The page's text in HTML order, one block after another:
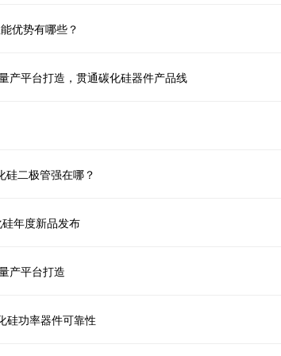
优势有哪些？
产平台打造，贯通碳化硅器件产品线
硅二极管强在哪？
年度新品发布
产平台打造
硅功率器件可靠性